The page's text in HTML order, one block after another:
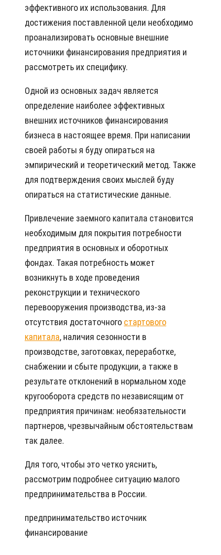
эффективного их использования. Для
достижения поставленной цели необходимо
проанализировать основные внешние
источники финансирования предприятия и
рассмотреть их специфику.
Одной из основных задач является
определение наиболее эффективных
внешних источников финансирования
бизнеса в настоящее время. При написании
своей работы я буду опираться на
эмпирический и теоретический метод. Также
для подтверждения своих мыслей буду
опираться на статистические данные.
Привлечение заемного капитала становится
необходимым для покрытия потребности
предприятия в основных и оборотных
фондах. Такая потребность может
возникнуть в ходе проведения
реконструкции и технического
перевооружения производства, из-за
отсутствия достаточного стартового
капитала, наличия сезонности в
производстве, заготовках, переработке,
снабжении и сбыте продукции, а также в
результате отклонений в нормальном ходе
кругооборота средств по независящим от
предприятия причинам: необязательности
партнеров, чрезвычайным обстоятельствам
так далее.
Для того, чтобы это четко уяснить,
рассмотрим подробнее ситуацию малого
предпринимательства в России.
предпринимательство источник
финансирование